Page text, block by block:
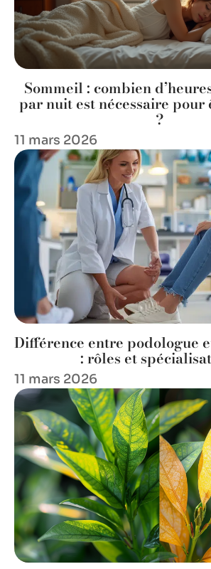
Sommeil : combien
par nuit est nécessaire
?
11 mars 2026
Différence entre podologue
: rôles et
11 mars 2026